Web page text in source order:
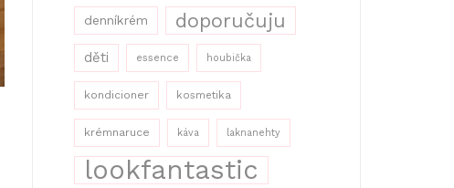
denníkrém doporučuju
děti essence houbička
kondicioner kosmetika
krémnaruce káva laknanehty
lookfantastic